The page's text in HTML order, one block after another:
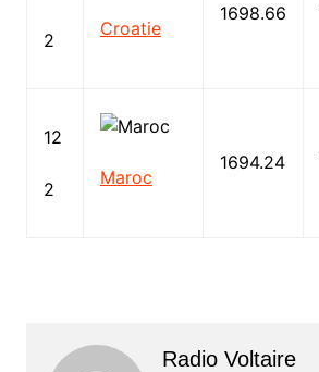
2
Croatie
1698.66
12
2
Maroc
1694.24
Radio Voltaire